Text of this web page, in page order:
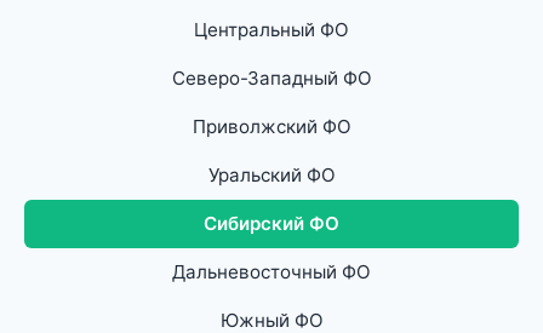
Центральный ФО
Северо-Западный ФО
Приволжский ФО
Уральский ФО
Сибирский ФО
Дальневосточный ФО
Южный ФО